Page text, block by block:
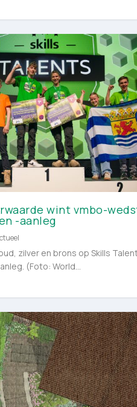
wint vmbo-
-aanleg
zilver en brons op Skills
(Foto: World...